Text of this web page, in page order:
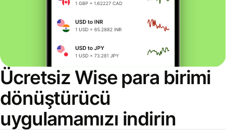
Ücretsiz Wise para birimi
dönüştürücü
uygulamamızı indirin